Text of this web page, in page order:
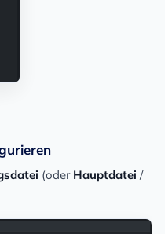
(oder Hauptdatei /